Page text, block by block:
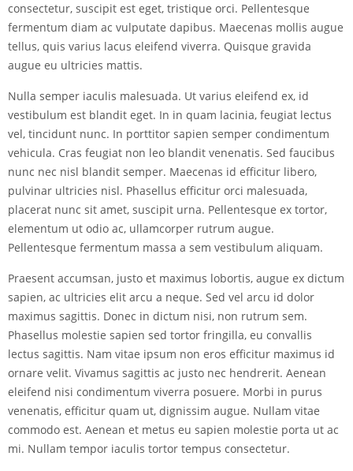
consectetur, suscipit est eget, tristique orci. Pellentesque
fermentum diam ac vulputate dapibus. Maecenas mollis augue
tellus, quis varius lacus eleifend viverra. Quisque gravida
augue eu ultricies mattis.
Nulla semper iaculis malesuada. Ut varius eleifend ex, id
vestibulum est blandit eget. In in quam lacinia, feugiat lectus
vel, tincidunt nunc. In porttitor sapien semper condimentum
vehicula. Cras feugiat non leo blandit venenatis. Sed faucibus
nunc nec nisl blandit semper. Maecenas id efficitur libero,
pulvinar ultricies nisl. Phasellus efficitur orci malesuada,
placerat nunc sit amet, suscipit urna. Pellentesque ex tortor,
elementum ut odio ac, ullamcorper rutrum augue.
Pellentesque fermentum massa a sem vestibulum aliquam.
Praesent accumsan, justo et maximus lobortis, augue ex dictum
sapien, ac ultricies elit arcu a neque. Sed vel arcu id dolor
maximus sagittis. Donec in dictum nisi, non rutrum sem.
Phasellus molestie sapien sed tortor fringilla, eu convallis
lectus sagittis. Nam vitae ipsum non eros efficitur maximus id
ornare velit. Vivamus sagittis ac justo nec hendrerit. Aenean
eleifend nisi condimentum viverra posuere. Morbi in purus
venenatis, efficitur quam ut, dignissim augue. Nullam vitae
commodo est. Aenean et metus eu sapien molestie porta ut ac
mi. Nullam tempor iaculis tortor tempus consectetur.